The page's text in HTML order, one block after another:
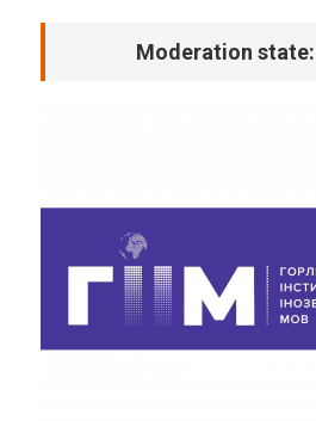
Moderation state: